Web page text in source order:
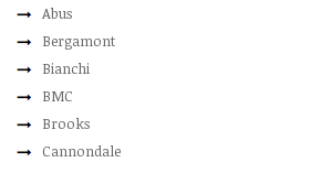
Abus
Bergamont
Bianchi
BMC
Brooks
Cannondale